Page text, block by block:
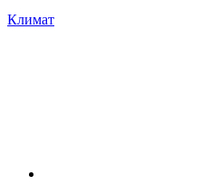
Климат